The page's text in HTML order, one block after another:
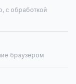
с обработкой
браузером